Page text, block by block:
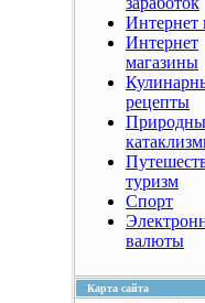
Интернет
Интернет
магазины
рецепты
туризм
Спорт
валюты
Карта сайта